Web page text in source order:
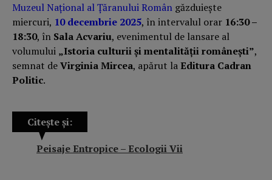
Muzeul Național al Țăranului Român găzduiește
miercuri, 10 decembrie 2025, în intervalul orar 16:30 –
18:30, în Sala Acvariu, evenimentul de lansare al
volumului „Istoria culturii și mentalității românești”,
semnat deVirginia Mircea, apărut laEditura Cadran
Politic.
Citește și:
Peisaje Entropice – Ecologii Vii